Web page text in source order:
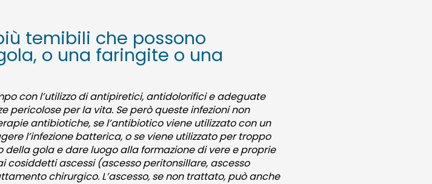
temibili che possono
o una faringite o una
con l’utilizzo di antipiretici, antidolorifici e adeguate
per la vita. Se però queste infezioni non
antibiotiche, se l’antibiotico viene utilizzato con un
l’infezione batterica, o se viene utilizzato per troppo
gola e dare luogo alla formazione di vere e proprie
ascessi (ascesso peritonsillare, ascesso
chirurgico. L’ascesso, se non trattato, può anche